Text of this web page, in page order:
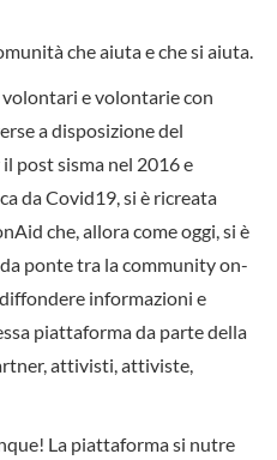
che aiuta e che si aiuta.
e volontarie con
a disposizione del
post sisma nel 2016 e
da Covid19, si è ricreata
che, allora come oggi, si è
ponte tra la community on-
informazioni e
piattaforma da parte della
attivisti, attiviste,
La piattaforma si nutre